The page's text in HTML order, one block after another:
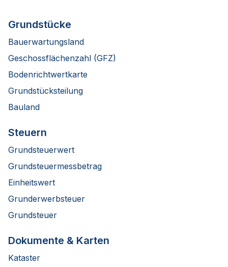
Grundstücke
Bauerwartungsland
Geschossflächenzahl (GFZ)
Bodenrichtwertkarte
Grundstücksteilung
Bauland
Steuern
Grundsteuerwert
Grundsteuermessbetrag
Einheitswert
Grunderwerbsteuer
Grundsteuer
Dokumente & Karten
Kataster